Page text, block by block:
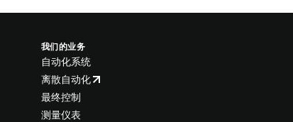
我们的业务
自动化系统
离散自动化
最终控制
测量仪表